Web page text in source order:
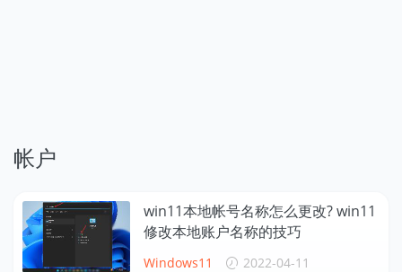
帐户
win11本地帐号名称怎么更改? win11
修改本地账户名称的技巧
Windows11 2022-04-11